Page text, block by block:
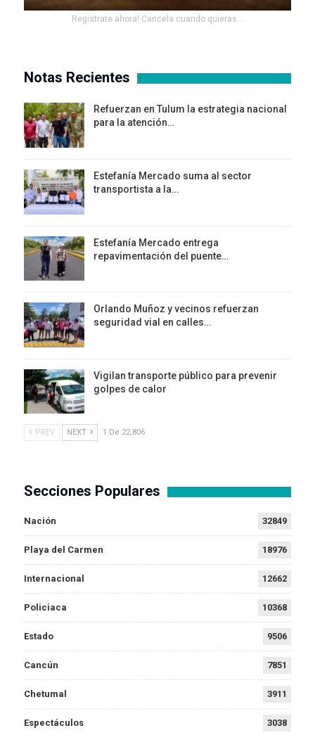
Registrate ahora! Cancela cuando quieras...
Notas Recientes
Refuerzan en Tulum la estrategia nacional
para la atención…
Estefanía Mercado suma al sector
transportista a la…
Estefanía Mercado entrega
repavimentación del puente…
Orlando Muñoz y vecinos refuerzan
seguridad vial en calles…
Vigilan transporte público para prevenir
golpes de calor
PREV NEXT 1 De 22,806
Secciones Populares
Nación 32849
Playa del Carmen 18976
Internacional 12662
Policiaca 10368
Estado 9506
Cancún 7851
Chetumal 3911
Espectáculos 3038